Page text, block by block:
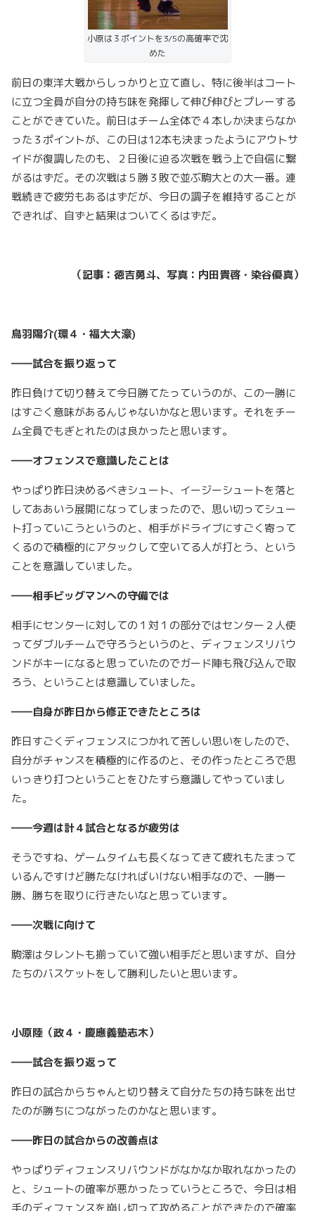
小原は３ポイントを3/5の高確率で沈
めた
前日の東洋大戦からしっかりと立て直し、特に後半はコート
に立つ全員が自分の持ち味を発揮して伸び伸びとプレーする
ことができていた。前日はチーム全体で４本しか決まらなか
った３ポイントが、この日は12本も決まったようにアウトサ
イドが復調したのも、２日後に迫る次戦を戦う上で自信に繋
がるはずだ。その次戦は５勝３敗で並ぶ駒大との大一番。連
戦続きで疲労もあるはずだが、今日の調子を維持することが
できれば、自ずと結果はついてくるはずだ。
（記事：徳吉勇斗、写真：内田貴啓・染谷優真）
鳥羽陽介(環４・福大大濠)
――試合を振り返って
昨日負けて切り替えて今日勝てたっていうのが、この一勝に
はすごく意味があるんじゃないかなと思います。それをチー
ム全員でもぎとれたのは良かったと思います。
――オフェンスで意識したことは
やっぱり昨日決めるべきシュート、イージーシュートを落と
してああいう展開になってしまったので、思い切ってシュー
ト打っていこうというのと、相手がドライブにすごく寄って
くるので積極的にアタックして空いてる人が打とう、という
ことを意識していました。
――相手ビッグマンへの守備では
相手にセンターに対しての１対１の部分ではセンター２人使
ってダブルチームで守ろうというのと、ディフェンスリバウ
ンドがキーになると思っていたのでガード陣も飛び込んで取
ろう、ということは意識していました。
――自身が昨日から修正できたところは
昨日すごくディフェンスにつかれて苦しい思いをしたので、
自分がチャンスを積極的に作るのと、その作ったところで思
いっきり打つということをひたすら意識してやっていまし
た。
――今週は計４試合となるが疲労は
そうですね、ゲームタイムも長くなってきて疲れもたまって
いるんですけど勝たなければいけない相手なので、一勝一
勝、勝ちを取りに行きたいなと思っています。
――次戦に向けて
駒澤はタレントも揃っていて強い相手だと思いますが、自分
たちのバスケットをして勝利したいと思います。
小原陸（政４・慶應義塾志木）
――試合を振り返って
昨日の試合からちゃんと切り替えて自分たちの持ち味を出せ
たのが勝ちにつながったのかなと思います。
――昨日の試合からの改善点は
やっぱりディフェンスリバウンドがなかなか取れなかったの
と、シュートの確率が悪かったっていうところで、今日は相
手のディフェンスを崩し切って攻めることができたので確率